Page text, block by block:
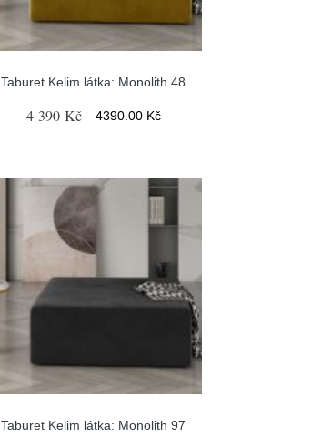
Taburet Kelim látka: Monolith 48
4 390 Kč 4390.00 Kč
Taburet Kelim látka: Monolith 97